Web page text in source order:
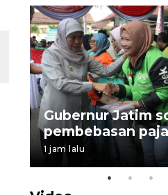
Gubernur Jatim
pembebasan
1 jam lalu